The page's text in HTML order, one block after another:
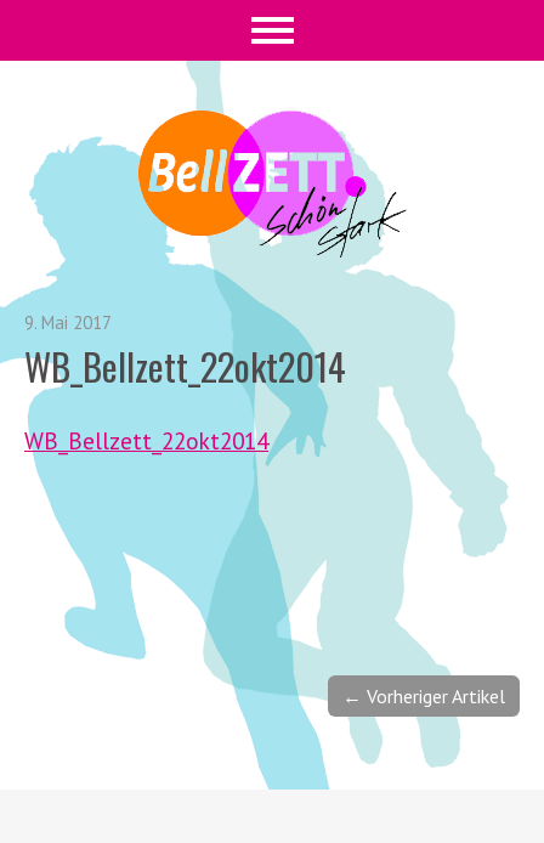
9. Mai 2017
WB_Bellzett_22okt2014
WB_Bellzett_22okt2014
← Vorheriger Artikel